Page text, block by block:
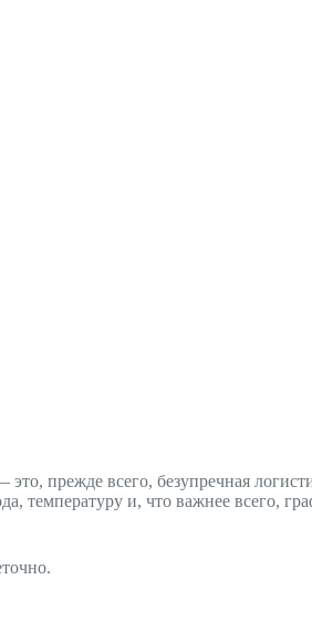
прежде всего, безупречная
температуру и, что важнее всего,